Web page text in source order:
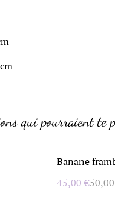
qui pourraient te
%
Banane
45,00 €